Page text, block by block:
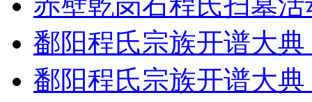
鄱阳程氏宗族开谱大
鄱阳程氏宗族开谱大